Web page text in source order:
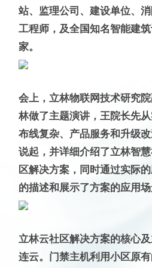
站、监理公司、建设单位、
工程师，及全国知名智能建
家。
会上，立林物联网技术研究
林做了主题演讲，王院长先
布线复杂、产品服务和升级
说起，并详细介绍了立林智
区解决方案，同时通过实际
的描述和展示了方案的应用场
立林云社区解决方案的核心
连云。门禁主机利用小区原